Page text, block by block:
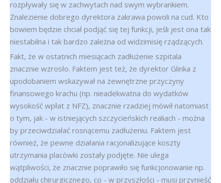
rozpływały się w zachwytach nad swym wybrankiem.
Znalezienie dobrego dyrektora zakrawa powoli na cud. Kto
bowiem będzie chciał podjąć się tej funkcji, jeśli jest ona tak
niestabilna i tak bardzo zależna od widzimisię rządzących.
Fakt, że w ostatnich miesiącach zadłużenie szpitala
znacznie wzrosło. Faktem jest też, że dyrektor Glinka z
upodobaniem wskazywał na zewnętrzne przyczyny
finansowego krachu (np. nieadekwatna do wydatków
wysokość wpłat z NFZ), znacznie rzadziej mówił natomiast
o tym, jak - w istniejących szczycieńskich realiach - można
by przeciwdziałać rosnącemu zadłużeniu. Faktem jest
również, że pewne działania racjonalizujące koszty
utrzymania placówki zostały podjęte. Nie ulega
wątpliwości, że znacznie poprawiło się funkcjonowanie np.
oddziału chirurgicznego, co - w przyszłości - musi przynieść